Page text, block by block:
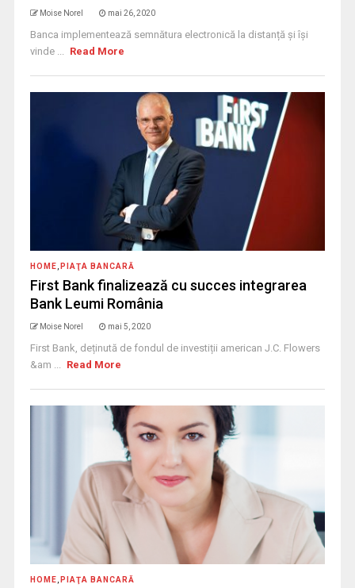
Moise Norel mai 26, 2020
Banca implementează semnătura electronică la distanță și își
vinde ... Read More
HOME PIAŢA BANCARĂ
First Bank finalizează cu succes integrarea
Bank Leumi România
Moise Norel mai 5, 2020
First Bank, deținută de fondul de investiții american J.C. Flowers
&am ... Read More
HOME PIAŢA BANCARĂ